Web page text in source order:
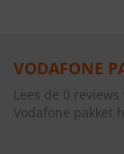
VODAFONE
Lees de 0
Vodafone pakket